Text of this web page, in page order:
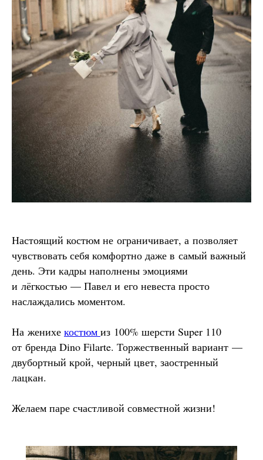
Настоящий костюм не ограничивает, а позволяет
чувствовать себя комфортно даже в самый важный
день. Эти кадры наполнены эмоциями
и лёгкостью — Павел и его невеста просто
наслаждались моментом.
На женихе костюм из 100% шерсти Super 110
от бренда Dino Filarte. Торжественный вариант —
двубортный крой, черный цвет, заостренный
лацкан.
Желаем паре счастливой совместной жизни!